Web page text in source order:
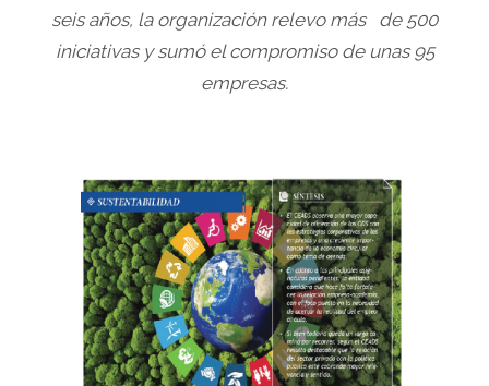
seis años, la organización relevo más de 500
iniciativas y sumó el compromiso de unas 95
empresas.